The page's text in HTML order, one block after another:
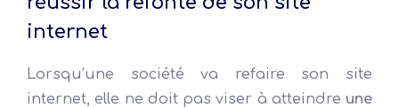
internet
Lorsqu’une société va refaire son site
internet, elle ne doit pas viser à atteindre une